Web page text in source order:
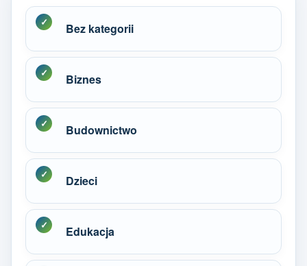
Bez kategorii
Biznes
Budownictwo
Dzieci
Edukacja